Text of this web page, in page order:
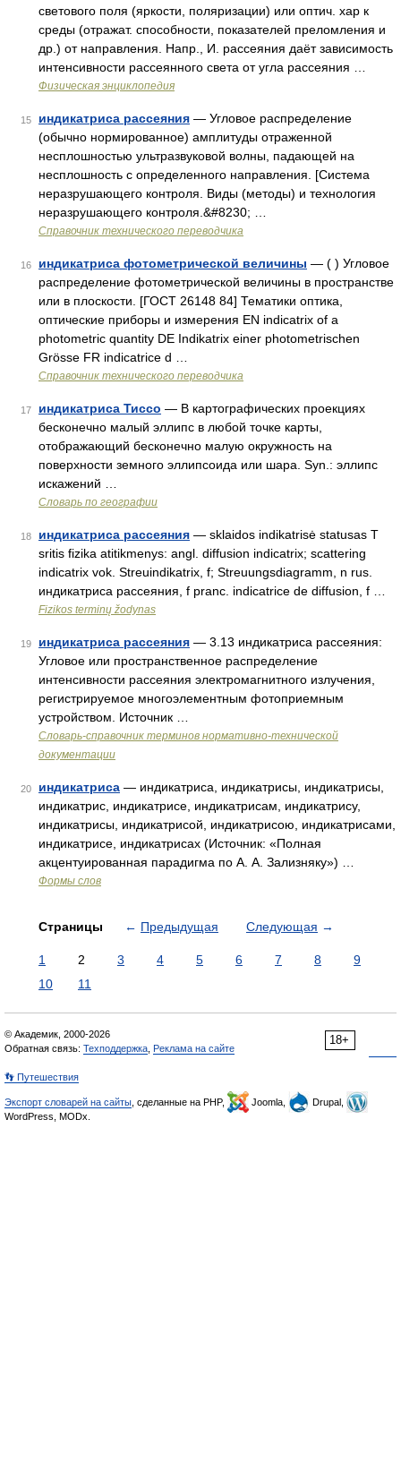
светового поля (яркости, поляризации) или оптич. хар к
среды (отражат. способности, показателей преломления и
др.) от направления. Напр., И. рассеяния даёт зависимость
интенсивности рассеянного света от угла рассеяния …
Физическая энциклопедия
15 индикатриса рассеяния — Угловое распределение
(обычно нормированное) амплитуды отраженной
несплошностью ультразвуковой волны, падающей на
несплошность с определенного направления. [Система
неразрушающего контроля. Виды (методы) и технология
неразрушающего контроля.&#8230; …
Справочник технического переводчика
16 индикатриса фотометрической величины — ( ) Угловое
распределение фотометрической величины в пространстве
или в плоскости. [ГОСТ 26148 84] Тематики оптика,
оптические приборы и измерения EN indicatrix of a
photometric quantity DE Indikatrix einer photometrischen
Grösse FR indicatrice d …
Справочник технического переводчика
17 индикатриса Тиссо — В картографических проекциях
бесконечно малый эллипс в любой точке карты,
отображающий бесконечно малую окружность на
поверхности земного эллипсоида или шара. Syn.: эллипс
искажений …
Словарь по географии
18 индикатриса рассеяния — sklaidos indikatrisė statusas T
sritis fizika atitikmenys: angl. diffusion indicatrix; scattering
indicatrix vok. Streuindikatrix, f; Streuungsdiagramm, n rus.
индикатриса рассеяния, f pranc. indicatrice de diffusion, f …
Fizikos terminų žodynas
19 индикатриса рассеяния — 3.13 индикатриса рассеяния:
Угловое или пространственное распределение
интенсивности рассеяния электромагнитного излучения,
регистрируемое многоэлементным фотоприемным
устройством. Источник …
Словарь-справочник терминов нормативно-технической
документации
20 индикатриса — индикатриса, индикатрисы, индикатрисы,
индикатрис, индикатрисе, индикатрисам, индикатрису,
индикатрисы, индикатрисой, индикатрисою, индикатрисами,
индикатрисе, индикатрисах (Источник: «Полная
акцентуированная парадигма по А. А. Зализняку») …
Формы слов
Страницы ← Предыдущая Следующая →
1 2 3 4 5 6 7 8
9
10
11
18+
© Академик, 2000-2026
Обратная связь: Техподдержка Реклама на сайте
👣 Путешествия
Экспорт словарей на сайты , сделанные на PHP, Joomla,
Drupal,
WordPress, MODx.